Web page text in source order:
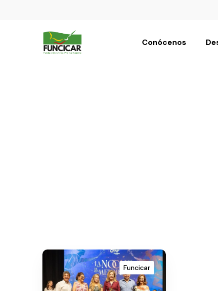
Conócenos
Funcicar